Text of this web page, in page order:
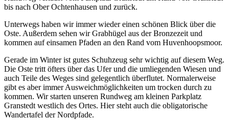
bis nach Ober Ochtenhausen und zurück.
Unterwegs haben wir immer wieder einen schönen Blick über die
Oste. Außerdem sehen wir Grabhügel aus der Bronzezeit und
kommen auf einsamen Pfaden an den Rand vom Huvenhoopsmoor.
Gerade im Winter ist gutes Schuhzeug sehr wichtig auf diesem Weg.
Die Oste tritt öfters über das Ufer und die umliegenden Wiesen und
auch Teile des Weges sind gelegentlich überflutet. Normalerweise
gibt es aber immer Ausweichmöglichkeiten um trocken durch zu
kommen. Wir starten unseren Rundweg am kleinen Parkplatz
Granstedt westlich des Ortes. Hier steht auch die obligatorische
Wandertafel der Nordpfade.